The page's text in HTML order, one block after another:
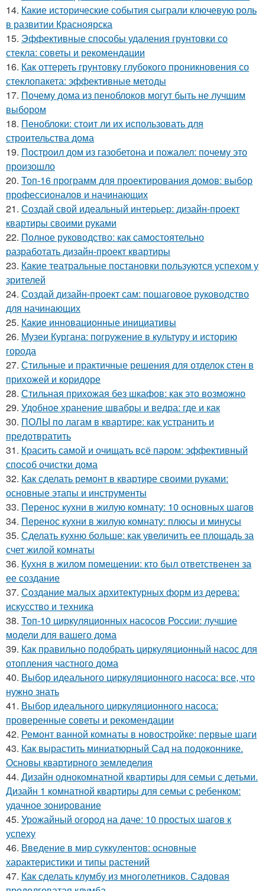
14. Какие исторические события сыграли ключевую роль
в развитии Красноярска
15. Эффективные способы удаления грунтовки со
стекла: советы и рекомендации
16. Как оттереть грунтовку глубокого проникновения со
стеклопакета: эффективные методы
17. Почему дома из пеноблоков могут быть не лучшим
выбором
18. Пеноблоки: стоит ли их использовать для
строительства дома
19. Построил дом из газобетона и пожалел: почему это
произошло
20. Топ-16 программ для проектирования домов: выбор
профессионалов и начинающих
21. Создай свой идеальный интерьер: дизайн-проект
квартиры своими руками
22. Полное руководство: как самостоятельно
разработать дизайн-проект квартиры
23. Какие театральные постановки пользуются успехом у
зрителей
24. Создай дизайн-проект сам: пошаговое руководство
для начинающих
25. Какие инновационные инициативы
26. Музеи Кургана: погружение в культуру и историю
города
27. Стильные и практичные решения для отделок стен в
прихожей и коридоре
28. Стильная прихожая без шкафов: как это возможно
29. Удобное хранение швабры и ведра: где и как
30. ПОЛЫ по лагам в квартире: как устранить и
предотвратить
31. Красить самой и очищать всё паром: эффективный
способ очистки дома
32. Как сделать ремонт в квартире своими руками:
основные этапы и инструменты
33. Перенос кухни в жилую комнату: 10 основных шагов
34. Перенос кухни в жилую комнату: плюсы и минусы
35. Сделать кухню больше: как увеличить ее площадь за
счет жилой комнаты
36. Кухня в жилом помещении: кто был ответственен за
ее создание
37. Создание малых архитектурных форм из дерева:
искусство и техника
38. Топ-10 циркуляционных насосов России: лучшие
модели для вашего дома
39. Как правильно подобрать циркуляционный насос для
отопления частного дома
40. Выбор идеального циркуляционного насоса: все, что
нужно знать
41. Выбор идеального циркуляционного насоса:
проверенные советы и рекомендации
42. Ремонт ванной комнаты в новостройке: первые шаги
43. Как вырастить миниатюрный Сад на подоконнике.
Основы квартирного земледелия
44. Дизайн однокомнатной квартиры для семьи с детьми.
Дизайн 1 комнатной квартиры для семьи с ребенком:
удачное зонирование
45. Урожайный огород на даче: 10 простых шагов к
успеху
46. Введение в мир суккулентов: основные
характеристики и типы растений
47. Как сделать клумбу из многолетников. Садовая